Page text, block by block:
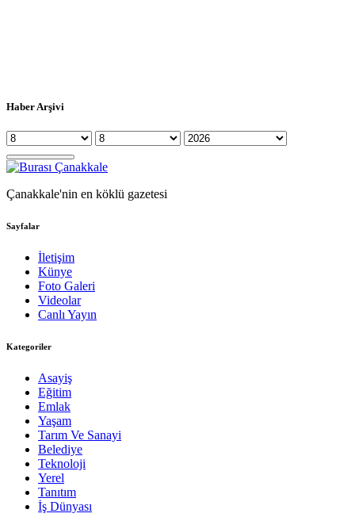
Haber Arşivi
Çanakkale'nin en köklü gazetesi
Sayfalar
İletişim
Künye
Foto Galeri
Videolar
Canlı Yayın
Kategoriler
Asayiş
Eğitim
Emlak
Yaşam
Tarım Ve Sanayi
Belediye
Teknoloji
Yerel
Tanıtım
İş Dünyası